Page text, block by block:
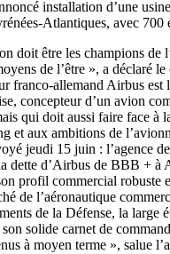
installation d’une
Atlantiques, avec 700
doit être les champions de
de l’être », a déclaré le
franco-allemand Airbus est
concepteur d’un avion
qui doit aussi faire face à
et aux ambitions de
jeudi 15 juin : l’agence
dette d’Airbus de BBB + à
profil commercial robuste
de l’aéronautique
de la Défense, la large
solide carnet de
à moyen terme », salue